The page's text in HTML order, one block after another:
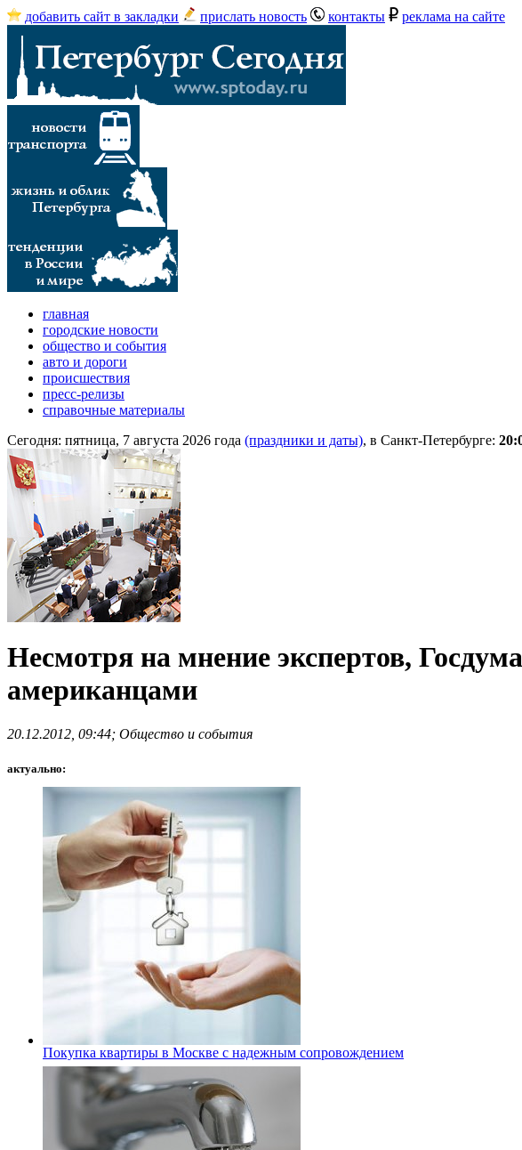
добавить сайт в закладки прислать новость контакты реклама на сайте
главная
городские новости
общество и события
авто и дороги
происшествия
пресс-релизы
справочные материалы
Сегодня: пятница, 7 августа 2026 года (праздники и даты), в Санкт-Петербурге:
Несмотря на мнение экспертов,
американцами
20.12.2012, 09:44; Общество и события
актуально:
Покупка квартиры в Москве с надежным сопровождением